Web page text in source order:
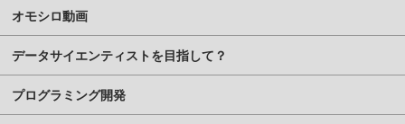
オモシロ動画
データサイエンティストを目指して？
プログラミング開発